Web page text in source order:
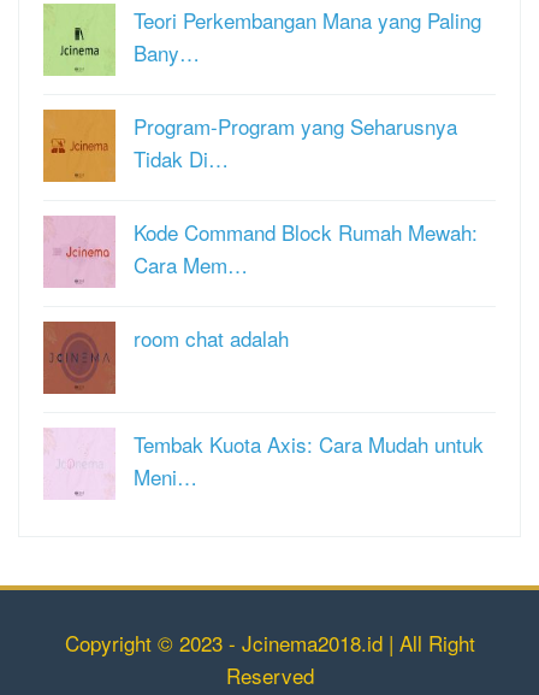
Teori Perkembangan Mana yang Paling
Bany…
Program-Program yang Seharusnya
Tidak Di…
Kode Command Block Rumah Mewah:
Cara Mem…
room chat adalah
Tembak Kuota Axis: Cara Mudah untuk
Meni…
Copyright © 2023 - Jcinema2018.id | All Right
Reserved